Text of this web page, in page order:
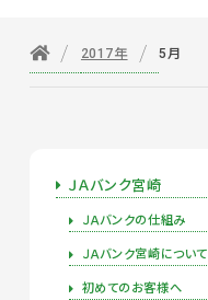
2017年 5月
ＪＡバンク宮崎
ＪＡバンクの仕組み
ＪＡバンク宮崎について
初めてのお客様へ